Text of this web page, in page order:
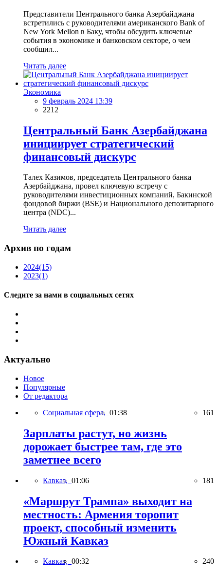
Представители Центрального банка Азербайджана
встретились с руководителями американского Bank of
New York Mellon в Баку, чтобы обсудить ключевые
события в экономике и банковском секторе, о чем
сообщил...
Читать далее
Экономика
9 февраль 2024 13:39
2212
Центральный Банк Азербайджана
инициирует стратегический
финансовый дискурс
Талех Казимов, председатель Центрального банка
Азербайджана, провел ключевую встречу с
руководителями инвестиционных компаний, Бакинской
фондовой биржи (BSE) и Национального депозитарного
центра (NDC)...
Читать далее
Архив по годам
2024(15)
2023(1)
Следите за нами в социальных сетях
Актуально
Новое
Популярные
От редактора
Социальная сфера, 01:38 161
Зарплаты растут, но жизнь
дорожает быстрее там, где это
заметнее всего
Кавказ, 01:06 181
«Маршрут Трампа» выходит на
местность: Армения торопит
проект, способный изменить
Южный Кавказ
Кавказ, 00:32 240